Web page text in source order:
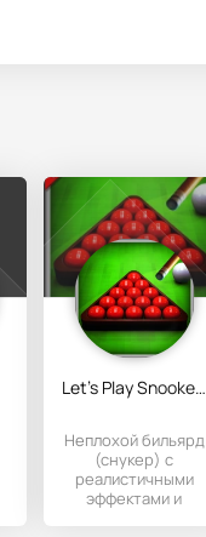
Let's Play Snooker 3D
Неплохой бильярд
(снукер) с
реалистичными
эффектами и